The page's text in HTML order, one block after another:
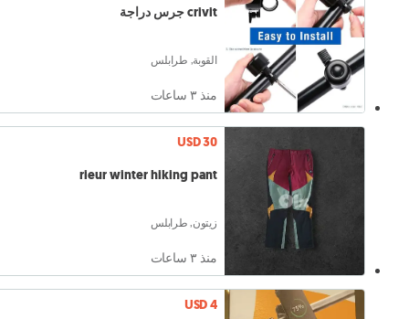
crivit جرس دراجة
القوبة, طرابلس
منذ ٣ ساعات
USD 30
rieur winter hiking pant
زيتون, طرابلس
منذ ٣ ساعات
USD 4